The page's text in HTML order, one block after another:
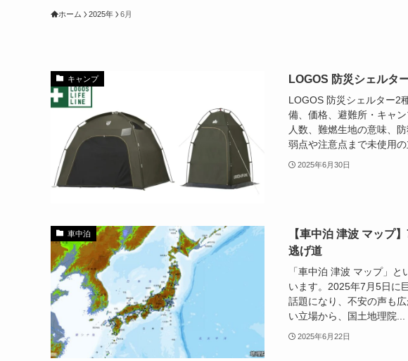
ホーム 2025年 6月
キャンプ LOGOS 防災シェルタ
LOGOS 防災シェルター2
備、価格、避難所・キャ
人数、難燃生地の意味、
弱点や注意点まで未使用
2025年6月30日
車中泊
【車中泊 津波 マップ
逃げ道
「車中泊 津波 マップ」
います。2025年7月5日に
話題になり、不安の声も
い立場から、国土地理院...
2025年6月22日